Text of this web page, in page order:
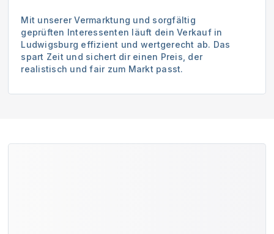
Mit unserer Vermarktung und sorgfältig
geprüften Interessenten läuft dein Verkauf in
Ludwigsburg effizient und wertgerecht ab. Das
spart Zeit und sichert dir einen Preis, der
realistisch und fair zum Markt passt.